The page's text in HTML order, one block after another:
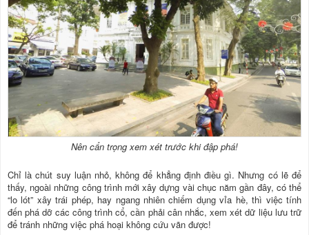
Nên cẩn trọng xem xét trước khi đập phá!
Chỉ là chút suy luận nhỏ, không để khẳng định điều gì. Nhưng có lẽ để
thấy, ngoài những công trình mới xây dựng vài chục năm gần đây, có thể
“lo lót” xây trái phép, hay ngang nhiên chiếm dụng vỉa hè, thì việc tính
đến phá dỡ các công trình cổ, cần phải cân nhắc, xem xét dữ liệu lưu trữ
để tránh những việc phá hoại không cứu vãn được!